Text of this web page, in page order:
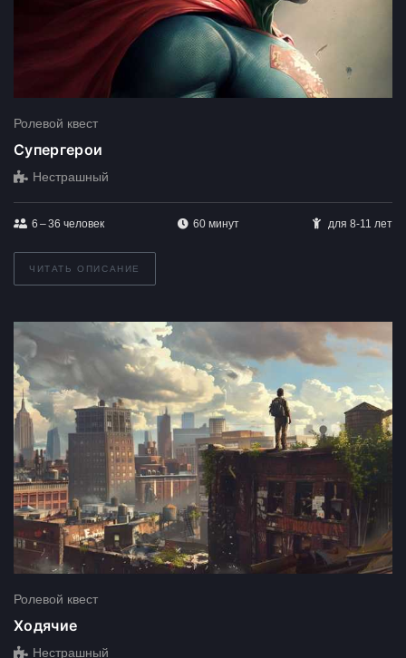
Ролевой квест
Супергерои
Нестрашный
6 – 36 человек 60 минут для 8-11 лет
ЧИТАТЬ ОПИСАНИЕ
Ролевой квест
Ходячие
Нестрашный